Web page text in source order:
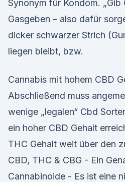
Synonym für Kondom. „Gib
Gasgeben – also dafür
dicker schwarzer Strich
liegen bleibt, bzw.
Cannabis mit hohem CBD
Abschließend muss
wenige „legalen“ Cbd
ein hoher CBD Gehalt
THC Gehalt weit über den
CBD, THC & CBG - Ein
Cannabinoide - Es ist eine